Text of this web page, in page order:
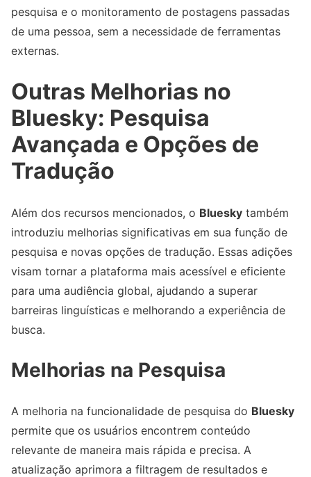
pesquisa e o monitoramento de postagens passadas
de uma pessoa, sem a necessidade de ferramentas
externas.
Outras Melhorias no
Bluesky: Pesquisa
Avançada e Opções de
Tradução
Além dos recursos mencionados, o Bluesky também
introduziu melhorias significativas em sua função de
pesquisa e novas opções de tradução. Essas adições
visam tornar a plataforma mais acessível e eficiente
para uma audiência global, ajudando a superar
barreiras linguísticas e melhorando a experiência de
busca.
Melhorias na Pesquisa
A melhoria na funcionalidade de pesquisa do Bluesky
permite que os usuários encontrem conteúdo
relevante de maneira mais rápida e precisa. A
atualização aprimora a filtragem de resultados e